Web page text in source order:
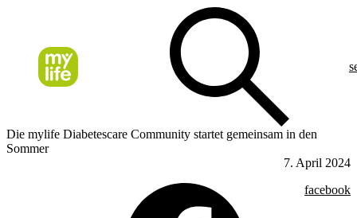
Die mylife Diabetescare Community startet gemeinsam in den
Sommer
7. April 2024
facebook